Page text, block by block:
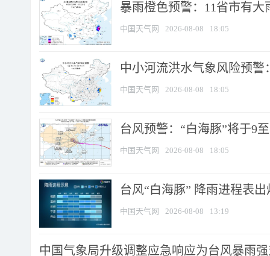
暴雨橙色预警：11省市有
中国天气网 2026-08-08 18:05
中小河流洪水气象风险预
中国天气网 2026-08-08 18:05
台风预警：“白海豚”将于9
中国天气网 2026-08-08 18:05
台风“白海豚” 降雨进程表
中国天气网 2026-08-08 13:19
中国气象局升级调整应急响应为台风暴雨